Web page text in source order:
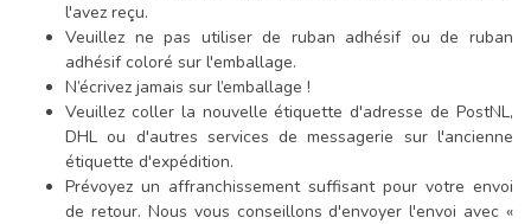
l'avez reçu.
Veuillez ne pas utiliser de ruban adhésif ou de ruban
adhésif coloré sur l'emballage.
N’écrivez jamais sur l’emballage !
Veuillez coller la nouvelle étiquette d'adresse de PostNL,
DHL ou d'autres services de messagerie sur l'ancienne
étiquette d'expédition.
Prévoyez un affranchissement suffisant pour votre envoi
de retour. Nous vous conseillons d'envoyer l'envoi avec «